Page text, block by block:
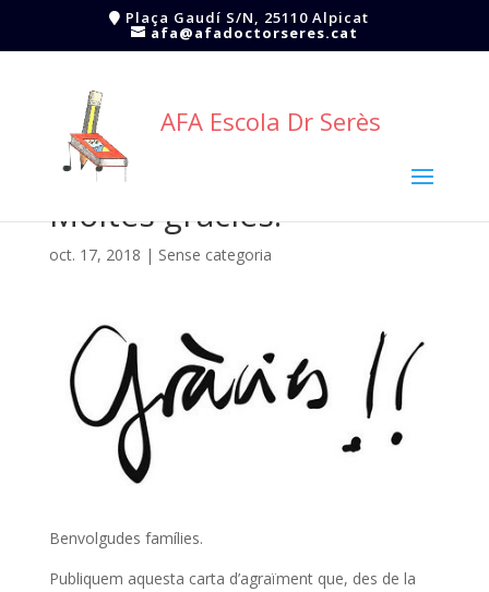
Plaça Gaudí S/N, 25110 Alpicat
afa@afadoctorseres.cat
AFA Escola Dr Serès
Moltes gràcies!
oct. 17, 2018 | Sense categoria
Benvolgudes famílies.
Publiquem aquesta carta d’agraïment que, des de la